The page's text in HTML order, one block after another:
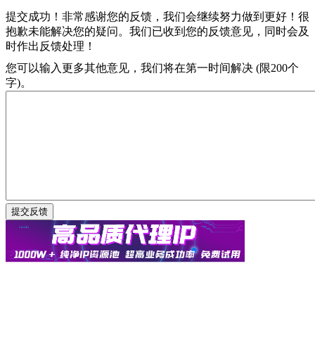
提交成功！非常感谢您的反馈，我们会继续努力做到更好！ 很
抱歉未能解决您的疑问。我们已收到您的反馈意见，同时会及
时作出反馈处理！
您可以输入更多其他意见，我们将在第一时间解决 (限200个
字)。